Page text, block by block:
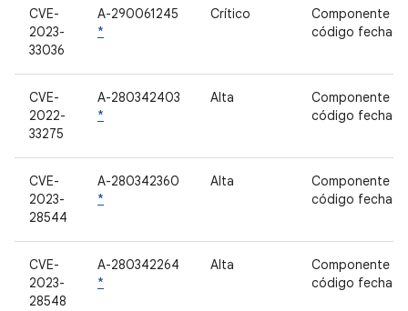
CVE-
2023-
33036
A-290061245
*
Crítico
Componente de
código fechado
CVE-
2022-
33275
A-280342403
*
Alta
Componente de
código fechado
CVE-
2023-
28544
A-280342360
*
Alta
Componente de
código fechado
CVE-
2023-
28548
A-280342264
*
Alta
Componente de
código fechado